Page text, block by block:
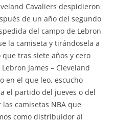
Cavaliers despidieron
de un año del segundo
del campo de Lebron
la camiseta y tirándosela a
tras siete años y cero
James – Cleveland
en el que leo, escucho
el partido del jueves o del
camisetas NBA que
como distribuidor al